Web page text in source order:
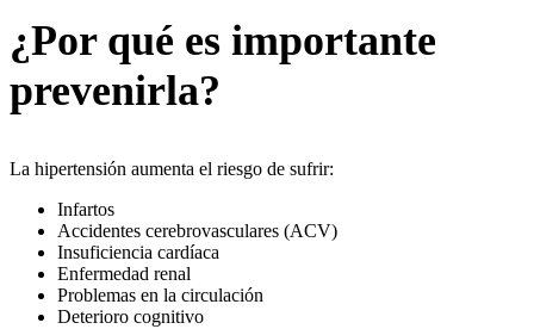
¿Por qué es importante
prevenirla?
La hipertensión aumenta el riesgo de sufrir:
Infartos
Accidentes cerebrovasculares (ACV)
Insuficiencia cardíaca
Enfermedad renal
Problemas en la circulación
Deterioro cognitivo